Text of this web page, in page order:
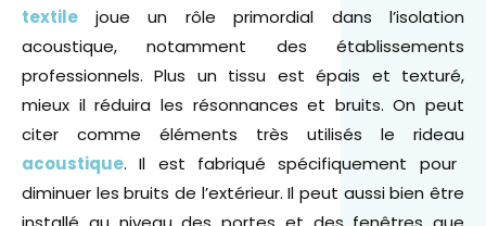
textile joue un rôle primordial dans l’isolation
acoustique, notamment des établissements
professionnels. Plus un tissu est épais et texturé,
mieux il réduira les résonnances et bruits. On peut
citer comme éléments très utilisés le rideau
acoustique. Il est fabriqué spécifiquement pour
diminuer les bruits de l’extérieur. Il peut aussi bien être